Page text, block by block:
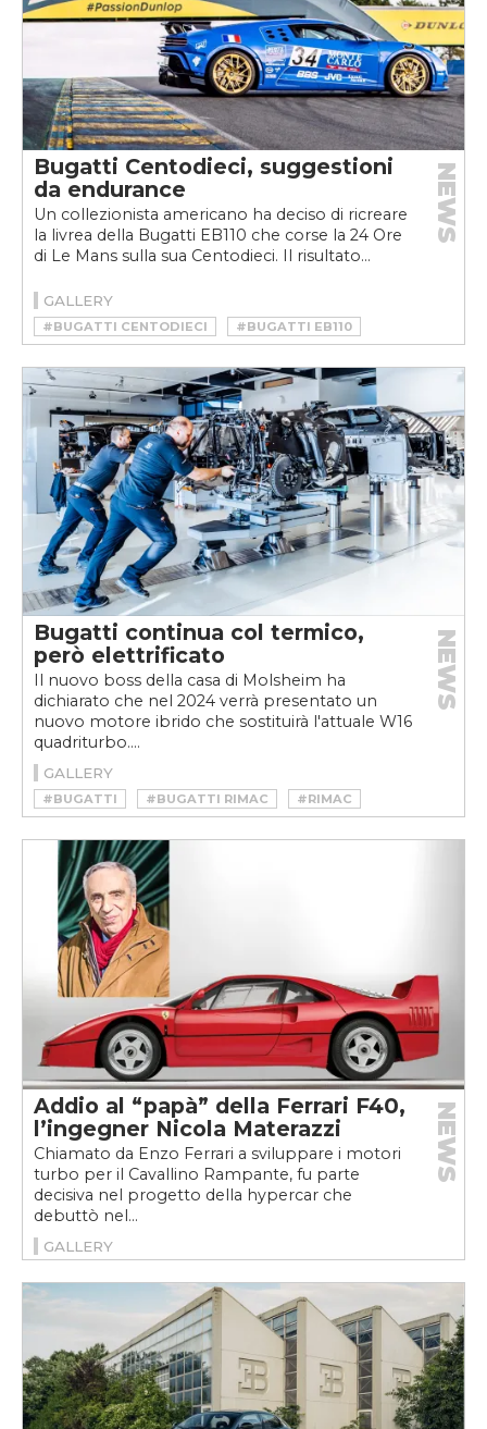
Bugatti Centodieci, suggestioni
da endurance
Un collezionista americano ha deciso di ricreare
la livrea della Bugatti EB110 che corse la 24 Ore
di Le Mans sulla sua Centodieci. Il risultato...
NEWS
GALLERY
#BUGATTI CENTODIECI
#BUGATTI EB110
#BUGATTI HERITAGE
#BUGATTI LE MANS
#MOTORSPORT
Bugatti continua col termico,
però elettrificato
Il nuovo boss della casa di Molsheim ha
dichiarato che nel 2024 verrà presentato un
nuovo motore ibrido che sostituirà l'attuale W16
quadriturbo....
NEWS
GALLERY
#BUGATTI #BUGATTI RIMAC #RIMAC
Addio al “papà” della Ferrari F40,
l’ingegner Nicola Materazzi
Chiamato da Enzo Ferrari a sviluppare i motori
turbo per il Cavallino Rampante, fu parte
decisiva nel progetto della hypercar che
debuttò nel...
NEWS
GALLERY